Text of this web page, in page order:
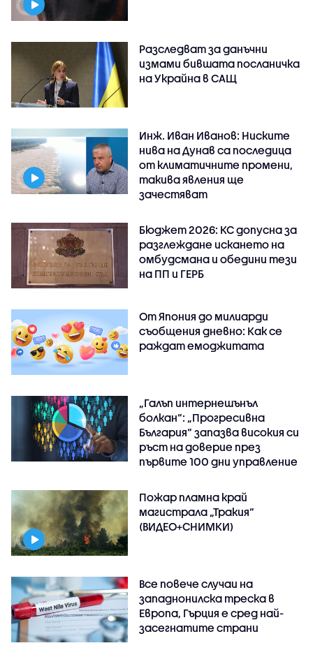
Разследват за данъчни
измами бившата посланичка
на Украйна в САЩ
Инж. Иван Иванов: Ниските
нива на Дунав са последица
от климатичните промени,
такива явления ще
зачестяват
Бюджет 2026: КС допусна за
разглеждане искането на
омбудсмана и обедини тези
на ПП и ГЕРБ
От Япония до милиарди
съобщения дневно: Как се
раждат емоджитата
„Галъп интернешънъл
болкан“: „Прогресивна
България“ запазва високия си
ръст на доверие през
първите 100 дни управление
Пожар пламна край
магистрала „Тракия“
(ВИДЕО+СНИМКИ)
Все повече случаи на
западнонилска треска в
Европа, Гърция е сред най-
засегнатите страни